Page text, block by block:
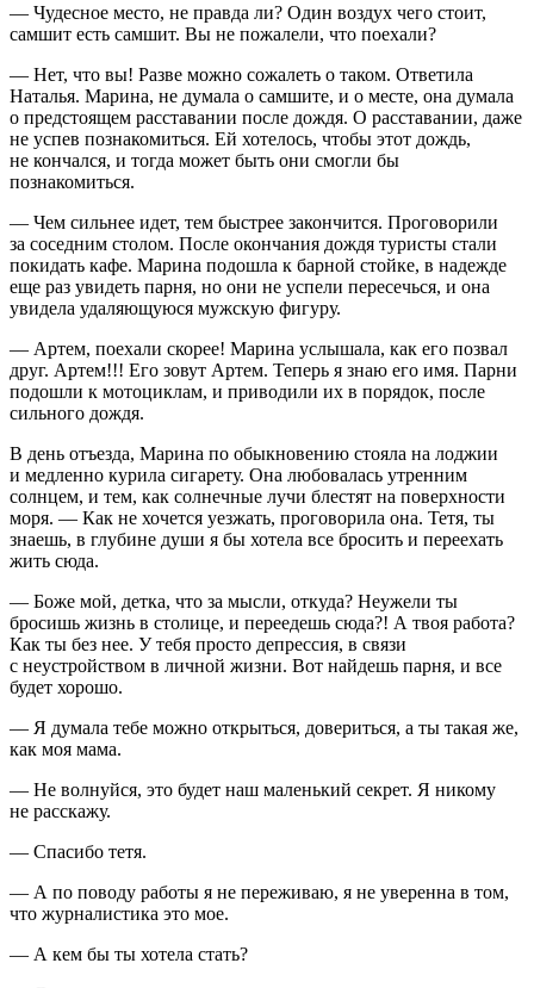
— Чудесное место, не правда ли? Один воздух чего стоит,
самшит есть самшит. Вы не пожалели, что поехали?
— Нет, что вы! Разве можно сожалеть о таком. Ответила
Наталья. Марина, не думала о самшите, и о месте, она думала
о предстоящем расставании после дождя. О расставании, даже
не успев познакомиться. Ей хотелось, чтобы этот дождь,
не кончался, и тогда может быть они смогли бы
познакомиться.
— Чем сильнее идет, тем быстрее закончится. Проговорили
за соседним столом. После окончания дождя туристы стали
покидать кафе. Марина подошла к барной стойке, в надежде
еще раз увидеть парня, но они не успели пересечься, и она
увидела удаляющуюся мужскую фигуру.
— Артем, поехали скорее! Марина услышала, как его позвал
друг. Артем!!! Его зовут Артем. Теперь я знаю его имя. Парни
подошли к мотоциклам, и приводили их в порядок, после
сильного дождя.
В день отъезда, Марина по обыкновению стояла на лоджии
и медленно курила сигарету. Она любовалась утренним
солнцем, и тем, как солнечные лучи блестят на поверхности
моря. — Как не хочется уезжать, проговорила она. Тетя, ты
знаешь, в глубине души я бы хотела все бросить и переехать
жить сюда.
— Боже мой, детка, что за мысли, откуда? Неужели ты
бросишь жизнь в столице, и переедешь сюда?! А твоя работа?
Как ты без нее. У тебя просто депрессия, в связи
с неустройством в личной жизни. Вот найдешь парня, и все
будет хорошо.
— Я думала тебе можно открыться, довериться, а ты такая же,
как моя мама.
— Не волнуйся, это будет наш маленький секрет. Я никому
не расскажу.
— Спасибо тетя.
— А по поводу работы я не переживаю, я не уверенна в том,
что журналистика это мое.
— А кем бы ты хотела стать?